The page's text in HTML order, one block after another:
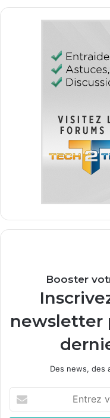
Booster
newsletter
Des news, des